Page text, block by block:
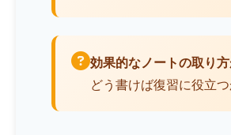
効果的なノートの取り
どう書けば復習に役立